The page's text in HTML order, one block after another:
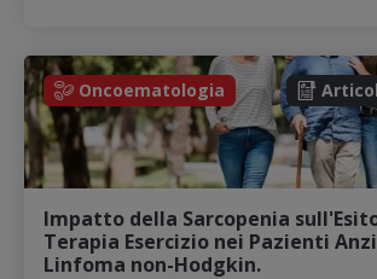
Oncoematologia
Impatto della Sarcopenia
Terapia Esercizio nei Pazienti
Linfoma non-Hodgkin.